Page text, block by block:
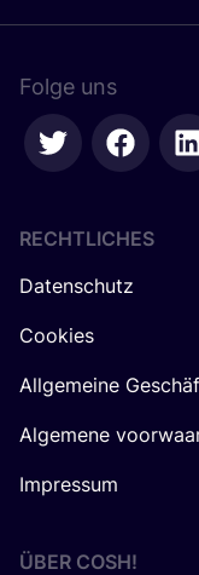
Folge uns
RECHTLICHES
Datenschutz
Cookies
Allgemeine
Algemene
Impressum
ÜBER COSH!